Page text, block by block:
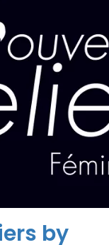
by